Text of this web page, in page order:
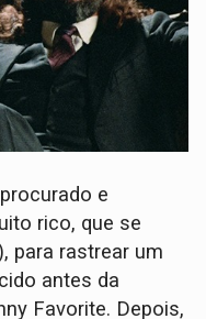
e
rico, que se
para rastrear um
antes da
Favorite. Depois,